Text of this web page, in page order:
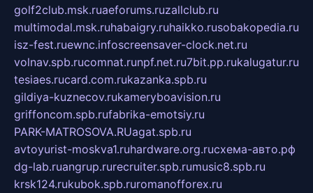
golf2club.msk.ruaeforums.ruzallclub.ru
multimodal.msk.ruhabaigry.ruhaikko.rusobakopedia.ru
isz-fest.ruewnc.infoscreensaver-clock.net.ru
volnav.spb.rucomnat.runpf.net.ru7bit.pp.rukalugatur.ru
tesiaes.rucard.com.rukazanka.spb.ru
gildiya-kuznecov.rukameryboavision.ru
griffoncom.spb.rufabrika-emotsiy.ru
PARK-MATROSOVA.RUagat.spb.ru
avtoyurist-moskva1.ruhardware.org.ruсхема-авто.рф
dg-lab.ruangrup.rurecruiter.spb.rumusic8.spb.ru
krsk124.rukubok.spb.ruromanofforex.ru